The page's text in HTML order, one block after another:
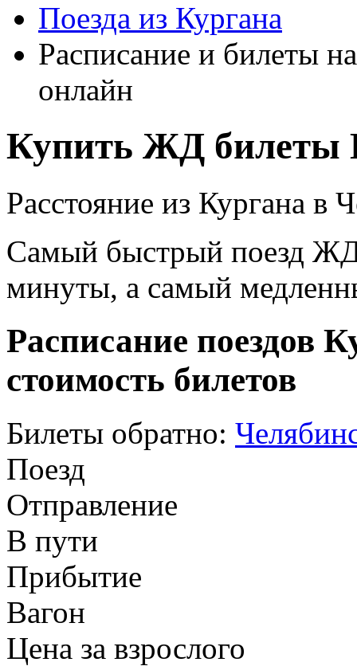
Поезда из Кургана
Расписание и билеты
онлайн
Купить ЖД билеты
Расстояние из Кургана в
Самый быстрый поезд ЖД
минуты, а самый
Расписание поездов
стоимость билетов
Билеты обратно:
Поезд
Отправление
В пути
Прибытие
Вагон
Цена за взрослого